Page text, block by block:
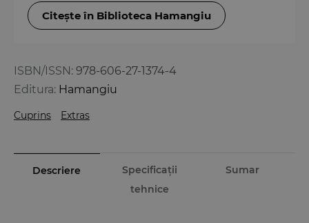
ISBN/ISSN: 978-606-27-1374-4
Editura: Hamangiu
Cuprins Extras
Citește în Biblioteca Hamangiu
Descriere
Specificații
tehnice
Sumar